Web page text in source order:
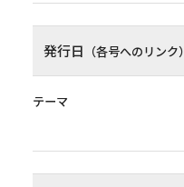
発行日 （各号へのリンク）
テーマ